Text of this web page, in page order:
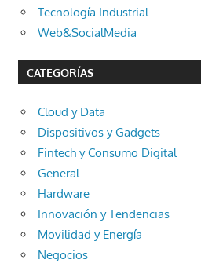
Tecnología Industrial
Web&SocialMedia
CATEGORÍAS
Cloud y Data
Dispositivos y Gadgets
Fintech y Consumo Digital
General
Hardware
Innovación y Tendencias
Movilidad y Energía
Negocios